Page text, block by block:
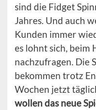
sind die Fidget
Jahres. Und auch
Kunden immer
es lohnt sich, beim
nachzufragen. Die
bekommen trotz
Wochen jetzt
wollen das neue